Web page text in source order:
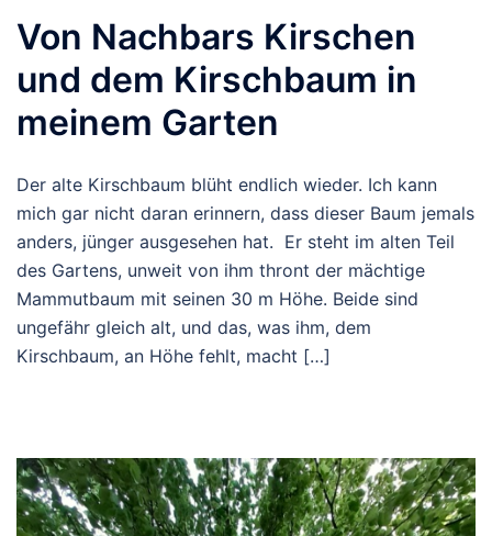
Von Nachbars Kirschen
und dem Kirschbaum in
meinem Garten
Der alte Kirschbaum blüht endlich wieder. Ich kann
mich gar nicht daran erinnern, dass dieser Baum jemals
anders, jünger ausgesehen hat. Er steht im alten Teil
des Gartens, unweit von ihm thront der mächtige
Mammutbaum mit seinen 30 m Höhe. Beide sind
ungefähr gleich alt, und das, was ihm, dem
Kirschbaum, an Höhe fehlt, macht […]